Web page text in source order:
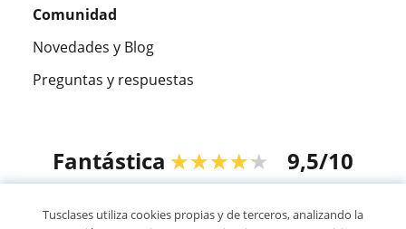
Comunidad
Novedades y Blog
Preguntas y respuestas
Fantástica ★★★★★ 9,5/10
Tusclases utiliza cookies propias y de terceros, analizando la